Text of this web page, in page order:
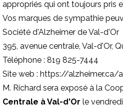
appropriés qui ont toujours pris
Vos marques de sympathie
Société d'Alzheimer de Val-d'Or
395, avenue centrale, Val-d'Or,
Téléphone : 819 825-7444
Site web : https://alzheimer.ca/
M. Richard sera exposé à la
Centrale à Val-d'Or le